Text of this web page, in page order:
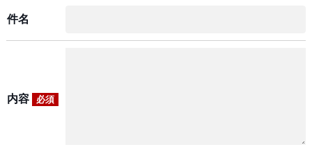
件名
内容 必須